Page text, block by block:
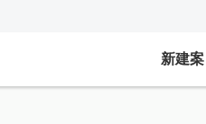
新建案